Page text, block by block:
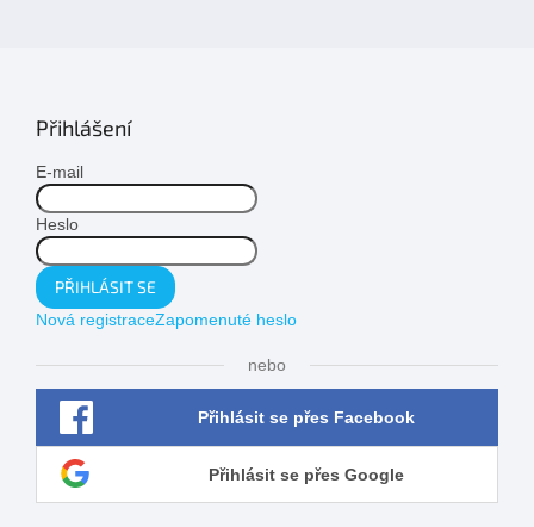
Přihlášení
E-mail
Heslo
PŘIHLÁSIT SE
Nová registraceZapomenuté heslo
nebo
Přihlásit se přes Facebook
Přihlásit se přes Google